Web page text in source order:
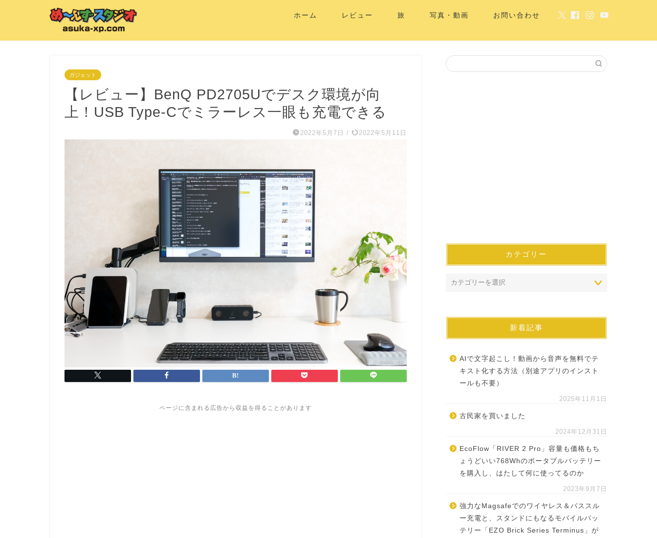
ホーム レビュー 旅 写真・動画 お問い合わせ
ガジェット
【レビュー】BenQ PD2705Uでデスク環境が向
上！USB Type-Cでミラーレス一眼も充電できる
2022年5月7日 / 2022年5月11日
ページに含まれる広告から収益を得ることがあります
カテゴリー
新着記事
AIで文字起こし！動画から音声を無料でテ
キスト化する方法（別途アプリのインスト
ールも不要）
2025年11月1日
古民家を買いました
2024年12月31日
EcoFlow「RIVER 2 Pro」容量も価格もち
ょうどいい768Whのポータブルバッテリー
を購入し、はたして何に使ってるのか
2023年9月7日
強力なMagsafeでのワイヤレス＆パススル
ー充電と、スタンドにもなるモバイルバッ
テリー「EZO Brick Series Terminus」が